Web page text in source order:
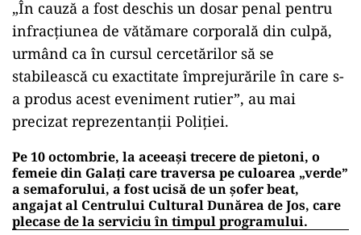
deși medicii de la „Urgență” au reușit să o
stabilizeze, femeia, însărcinată în luna a 9-a, a
pierdut sarcina.
La testarea privind consumul de băuturi
alcoolice şi de substanţe psihoactive rezultatele
dus la spital unde i-au fost prelevate mostre
biologice de sânge în vederea stabilirii
alcoolemiei.